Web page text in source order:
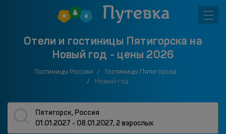
Отели и гостиницы Пятигорска на
Новый год - цены 2026
Гостиницы России
Гостиницы Пятигорска
Новый год
Пятигорск, Россия
01.01.2027 - 08.01.2027,2 взрослых